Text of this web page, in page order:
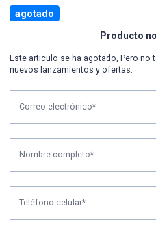
agotado
Producto
Este articulo se ha agotado, Pero no
nuevos lanzamientos y ofertas.
Correo electrónico*
Nombre completo*
Teléfono celular*